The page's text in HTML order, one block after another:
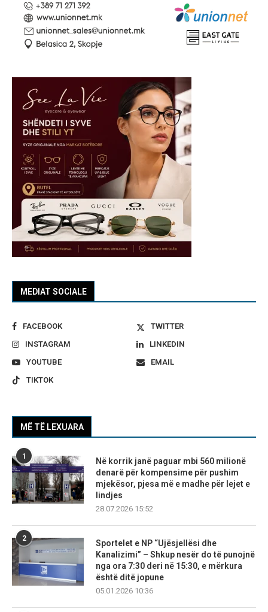
MEDIAT SOCIALE
FACEBOOK
TWITTER
INSTAGRAM
LINKEDIN
YOUTUBE
EMAIL
TIKTOK
MË TË LEXUARA
1
Në korrik janë paguar mbi 560 milionë
denarë për kompensime për pushim
mjekësor, pjesa më e madhe për lejet e
lindjes
28.07.2026 15:52
2
Sportelet e NP “Ujësjellësi dhe
Kanalizimi” – Shkup nesër do të punojnë
nga ora 7:30 deri në 15:30, e mërkura
është ditë jopune
05.01.2026 10:36